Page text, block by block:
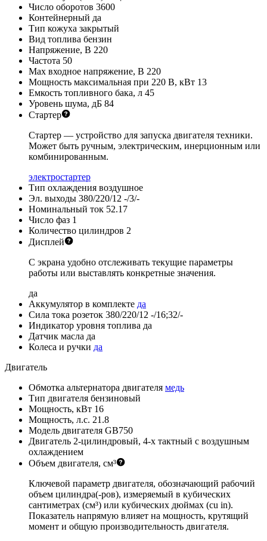
Число оборотов 3600
Контейнерный да
Тип кожуха закрытый
Вид топлива бензин
Напряжение, В 220
Частота 50
Max входное напряжение, В 220
Мощность максимальная при 220 В, кВт 13
Емкость топливного бака, л 45
Уровень шума, дБ 84
Стартер
Стартер — устройство для запуска двигателя техники.
Может быть ручным, электрическим, инерционным или
комбинированным.
электростартер
Тип охлаждения воздушное
Эл. выходы 380/220/12 -/3/-
Номинальный ток 52.17
Число фаз 1
Количество цилиндров 2
Дисплей
С экрана удобно отслеживать текущие параметры
работы или выставлять конкретные значения.
да
Аккумулятор в комплекте да
Сила тока розеток 380/220/12 -/16;32/-
Индикатор уровня топлива да
Датчик масла да
Колеса и ручки да
Двигатель
Обмотка альтернатора двигателя медь
Тип двигателя бензиновый
Мощность, кВт 16
Мощность, л.с. 21.8
Модель двигателя GB750
Двигатель 2-цилиндровый, 4-х тактный с воздушным
охлаждением
Объем двигателя, см³
Ключевой параметр двигателя, обозначающий рабочий
объем цилиндра(-ров), измеряемый в кубических
сантиметрах (см³) или кубических дюймах (cu in).
Показатель напрямую влияет на мощность, крутящий
момент и общую производительность двигателя.